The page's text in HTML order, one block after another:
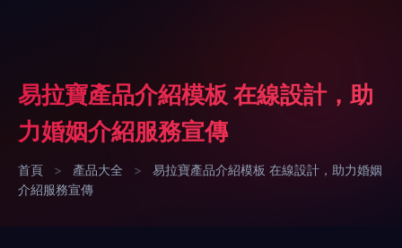
易拉寶產品介紹模板 在線設計，助
力婚姻介紹服務宣傳
首頁 > 產品大全 >
易拉寶產品介紹模板 在線設計，助力婚姻
介紹服務宣傳